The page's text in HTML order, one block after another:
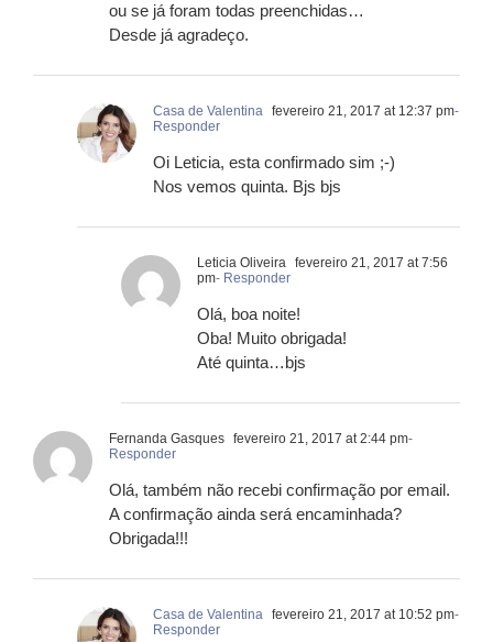
ou se já foram todas preenchidas…
Desde já agradeço.
Casa de Valentina fevereiro 21, 2017 at 12:37 pm-
Responder
Oi Leticia, esta confirmado sim ;-)
Nos vemos quinta. Bjs bjs
Leticia Oliveira fevereiro 21, 2017 at 7:56
pm- Responder
Olá, boa noite!
Oba! Muito obrigada!
Até quinta…bjs
Fernanda Gasques fevereiro 21, 2017 at 2:44 pm-
Responder
Olá, também não recebi confirmação por email.
A confirmação ainda será encaminhada?
Obrigada!!!
Casa de Valentina fevereiro 21, 2017 at 10:52 pm-
Responder